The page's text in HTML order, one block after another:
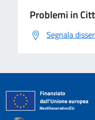
Problemi in
Segnala